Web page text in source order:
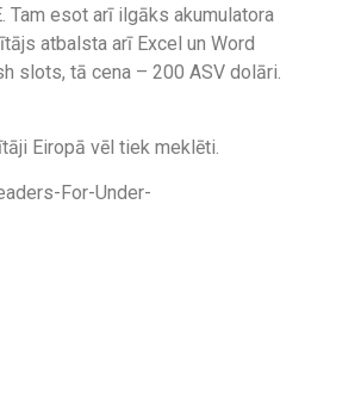
Tam esot arī ilgāks akumulatora
atbalsta arī Excel un Word
slots, tā cena – 200 ASV dolāri.
Eiropā vēl tiek meklēti.
For-Under-